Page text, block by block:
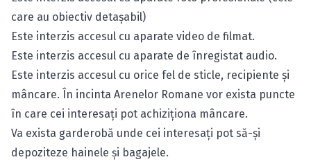
care au obiectiv detaşabil)
Este interzis accesul cu aparate video de filmat.
Este interzis accesul cu aparate de înregistat audio.
Este interzis accesul cu orice fel de sticle, recipiente şi
mâncare. În incinta Arenelor Romane vor exista puncte
în care cei interesaţi pot achiziţiona mâncare.
Va exista garderobă unde cei interesaţi pot să-şi
depoziteze hainele şi bagajele.